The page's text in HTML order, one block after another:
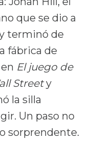
que se dio a
terminó de
fábrica de
El juego de
Streety
la silla
Un paso no
sorprendente.